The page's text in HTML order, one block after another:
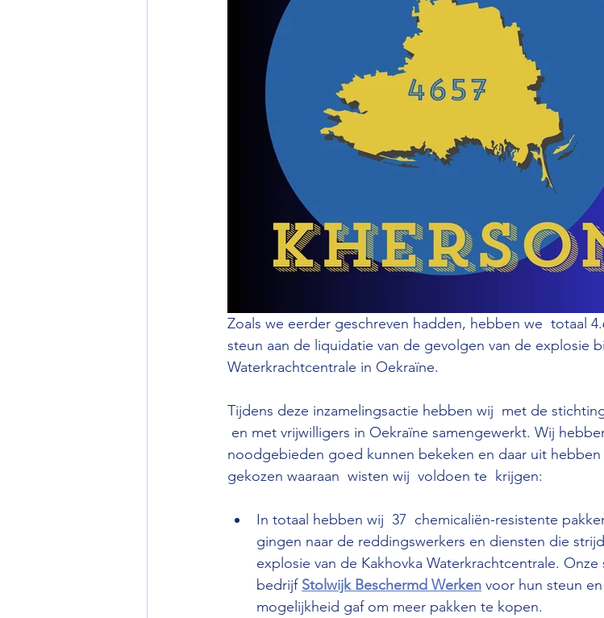
Zoals we eerder geschreven hadden, hebben we  totaal
steun aan de liquidatie van de gevolgen van de explosie
Waterkrachtcentrale in Oekraïne.
Tijdens deze inzamelingsactie hebben wij  met de
en met vrijwilligers in Oekraïne samengewerkt. Wij
noodgebieden goed kunnen bekeken en daar uit
gekozen waaraan  wisten wij  voldoen te  krijgen:
In totaal hebben wij  37  chemicaliën-resistente
gingen naar de reddingswerkers en diensten die
explosie van de Kakhovka Waterkrachtcentrale.
bedrijf Stolwijk Beschermd Werken voor hun steun
mogelijkheid gaf om meer pakken te kopen.